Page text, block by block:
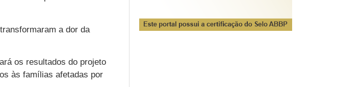
a dor da
os resultados do projeto
às famílias afetadas por